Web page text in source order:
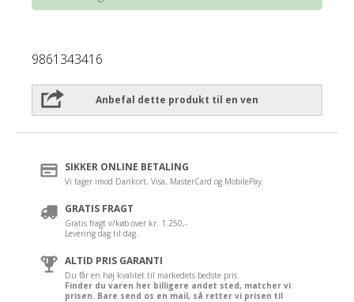
9861343416
Anbefal dette produkt til en ven
SIKKER ONLINE BETALING
Vi tager imod Dankort, Visa, MasterCard og MobilePay.
GRATIS FRAGT
Gratis fragt v/køb over kr. 1.250,-
Levering dag til dag.
ALTID PRIS GARANTI
Du får en høj kvalitet til markedets bedste pris.
Finder du varen her billigere andet sted, matcher vi
prisen. Bare send os en mail, så retter vi prisen til